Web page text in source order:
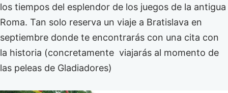
los tiempos del esplendor de los juegos de la antigua
Roma. Tan solo reserva un viaje a Bratislava en
septiembre donde te encontrarás con una cita con
la historia (concretamente viajarás al momento de
las peleas de Gladiadores)